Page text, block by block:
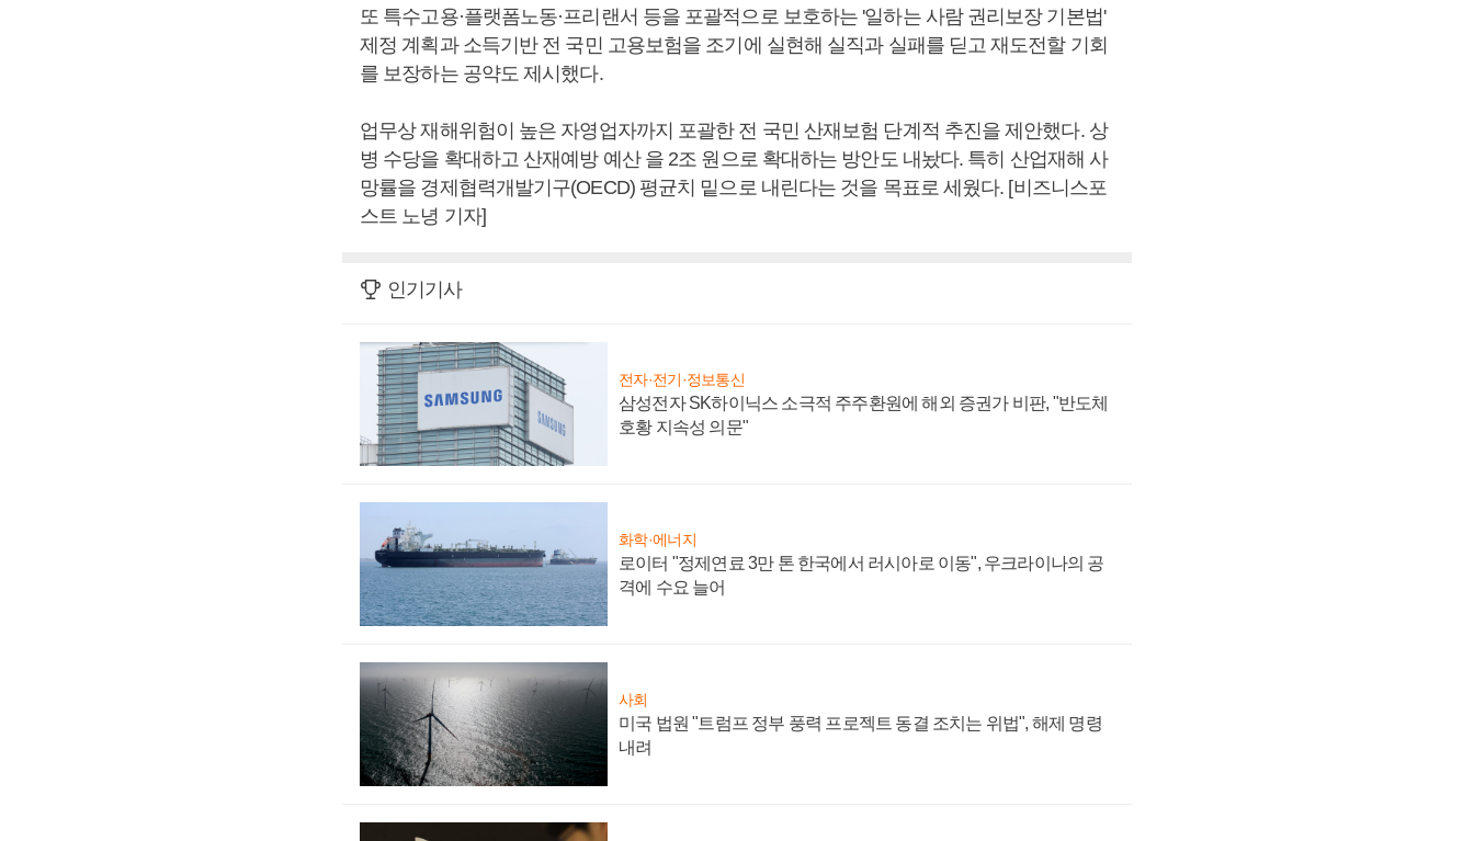
또 특수고용·플랫폼노동·프리랜서 등을 포괄적으로 보호하는 '일하는 사람 권리보장 기본법'
제정 계획과 소득기반 전 국민 고용보험을 조기에 실현해 실직과 실패를 딛고 재도전할 기회
를 보장하는 공약도 제시했다.
업무상 재해위험이 높은 자영업자까지 포괄한 전 국민 산재보험 단계적 추진을 제안했다. 상
병 수당을 확대하고 산재예방 예산 을 2조 원으로 확대하는 방안도 내놨다. 특히 산업재해 사
망률을 경제협력개발기구(OECD) 평균치 밑으로 내린다는 것을 목표로 세웠다. [비즈니스포
스트 노녕 기자]
인기기사
전자·전기·정보통신
삼성전자 SK하이닉스 소극적 주주환원에 해외 증권가 비판, "반도체
호황 지속성 의문"
화학·에너지
로이터 "정제연료 3만 톤 한국에서 러시아로 이동", 우크라이나의 공
격에 수요 늘어
사회
미국 법원 "트럼프 정부 풍력 프로젝트 동결 조치는 위법", 해제 명령
내려